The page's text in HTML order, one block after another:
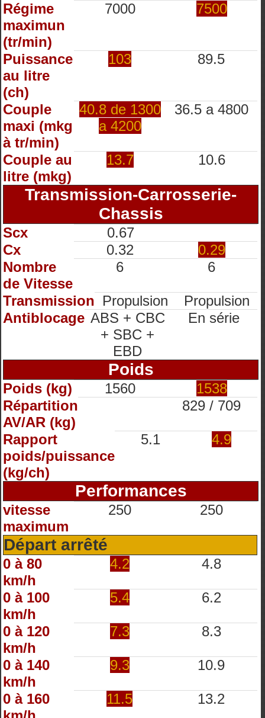
Régime
maximun
(tr/min)
7000 7500
Puissance
au litre
(ch)
103 89.5
Couple
maxi (mkg
à tr/min)
40.8 de 1300
a 4200
36.5 a 4800
Couple au
litre (mkg)
13.7 10.6
Transmission-Carrosserie-
Chassis
Scx
0.67
Cx
0.32
0.29
Nombre
de Vitesse
6 6
Transmission Propulsion
Propulsion
Antiblocage ABS + CBC
+ SBC +
EBD
En série
Poids
Poids (kg) 1560
1538
Répartition
AV/AR (kg)
829 / 709
Rapport
poids/puissance
(kg/ch)
5.1 4.9
Performances
vitesse
maximum
250 250
Départ arrêté
0 à 80
km/h
4.2 4.8
0 à 100
km/h
5.4 6.2
0 à 120
km/h
7.3 8.3
0 à 140
km/h
9.3 10.9
0 à 160
11.5 13.2